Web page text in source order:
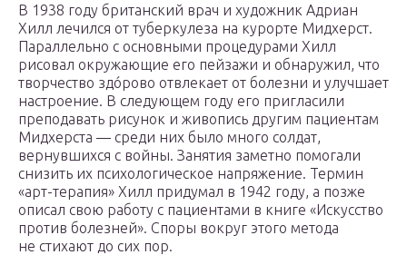
В 1938 году британский врач и художник Адриан
Хилл лечился от туберкулеза на курорте Мидхерст.
Параллельно с основными процедурами Хилл
рисовал окружающие его пейзажи и обнаружил, что
творчество здóрово отвлекает от болезни и улучшает
настроение. В следующем году его пригласили
преподавать рисунок и живопись другим пациентам
Мидхерста — среди них было много солдат,
вернувшихся с войны. Занятия заметно помогали
снизить их психологическое напряжение. Термин
«арт-терапия» Хилл придумал в 1942 году, а позже
описал свою работу с пациентами в книге «Искусство
против болезней». Споры вокруг этого метода
не стихают до сих пор.